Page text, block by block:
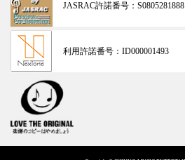
JASRAC許諾番号： S0805281888
利用許諾番号： ID000001493